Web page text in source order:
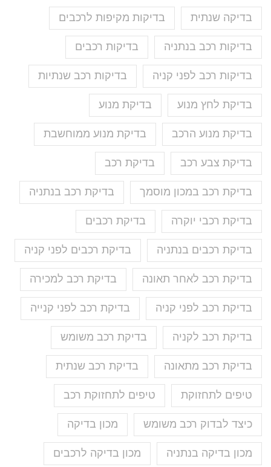
בדיקה שנתית בדיקות מקיפות לרכבים
בדיקות רכב בנתניה בדיקות רכבים
בדיקות רכב לפני קניה בדיקות רכב שנתיות
בדיקת לחץ מנוע בדיקת מנוע
בדיקת מנוע הרכב בדיקת מנוע ממוחשבת
בדיקת צבע רכב בדיקת רכב
בדיקת רכב במכון מוסמך בדיקת רכב בנתניה
בדיקת רכבי יוקרה בדיקת רכבים
בדיקת רכבים בנתניה בדיקת רכבים לפני קניה
בדיקת רכב לאחר תאונה בדיקת רכב למכירה
בדיקת רכב לפני קניה בדיקת רכב לפני קנייה
בדיקת רכב לקניה בדיקת רכב משומש
בדיקת רכב מתאונה בדיקת רכב שנתית
טיפים לתחזוקת טיפים לתחזוקת רכב
כיצד לבדוק רכב משומש מכון בדיקה
מכון בדיקה בנתניה מכון בדיקה לרכבים